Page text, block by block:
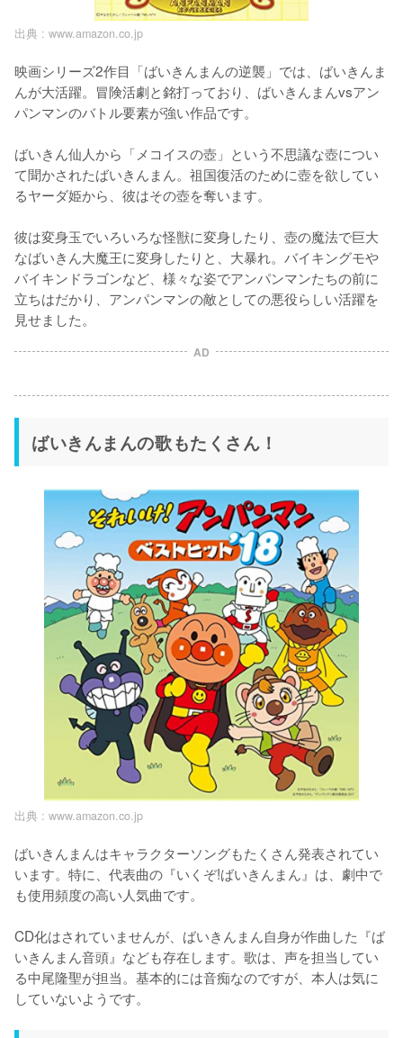
出典 : www.amazon.co.jp
映画シリーズ2作目「ばいきんまんの逆襲」では、ばいきんま
んが大活躍。冒険活劇と銘打っており、ばいきんまんvsアン
パンマンのバトル要素が強い作品です。
ばいきん仙人から「メコイスの壺」という不思議な壺につい
て聞かされたばいきんまん。祖国復活のために壺を欲してい
るヤーダ姫から、彼はその壺を奪います。
彼は変身玉でいろいろな怪獣に変身したり、壺の魔法で巨大
なばいきん大魔王に変身したりと、大暴れ。バイキングモや
バイキンドラゴンなど、様々な姿でアンパンマンたちの前に
立ちはだかり、アンパンマンの敵としての悪役らしい活躍を
見せました。
AD
ばいきんまんの歌もたくさん！
出典 : www.amazon.co.jp
ばいきんまんはキャラクターソングもたくさん発表されてい
います。特に、代表曲の『いくぞ!ばいきんまん』は、劇中で
も使用頻度の高い人気曲です。
CD化はされていませんが、ばいきんまん自身が作曲した『ば
いきんまん音頭』なども存在します。歌は、声を担当してい
る中尾隆聖が担当。基本的には音痴なのですが、本人は気に
していないようです。